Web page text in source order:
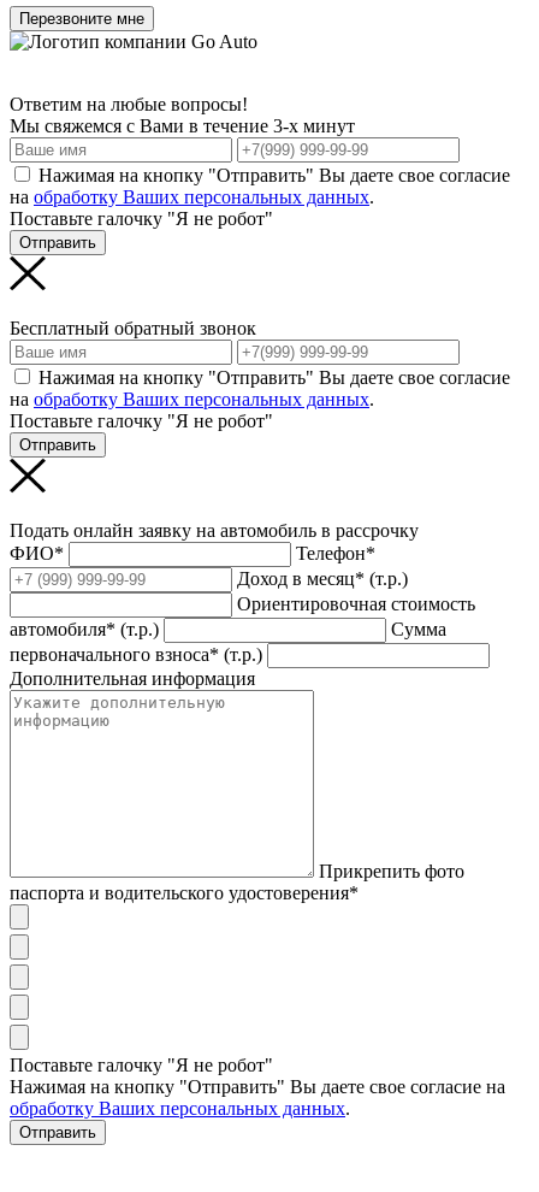
Перезвоните мне
Ответим на любые вопросы!
Мы свяжемся с Вами в течение 3-х минут
Нажимая на кнопку "Отправить" Вы даете свое согласие
на обработку Ваших персональных данных.
Поставьте галочку "Я не робот"
Отправить
Бесплатный обратный звонок
Нажимая на кнопку "Отправить" Вы даете свое согласие
на обработку Ваших персональных данных.
Поставьте галочку "Я не робот"
Отправить
Подать онлайн заявку на автомобиль в рассрочку
ФИО*
Телефон*
Доход в месяц* (т.р.)
Ориентировочная стоимость
автомобиля* (т.р.)
Сумма
первоначального взноса* (т.р.)
Дополнительная информация
Прикрепить фото
паспорта и водительского удостоверения*
Поставьте галочку "Я не робот"
Нажимая на кнопку "Отправить" Вы даете свое согласие на
обработку Ваших персональных данных.
Отправить